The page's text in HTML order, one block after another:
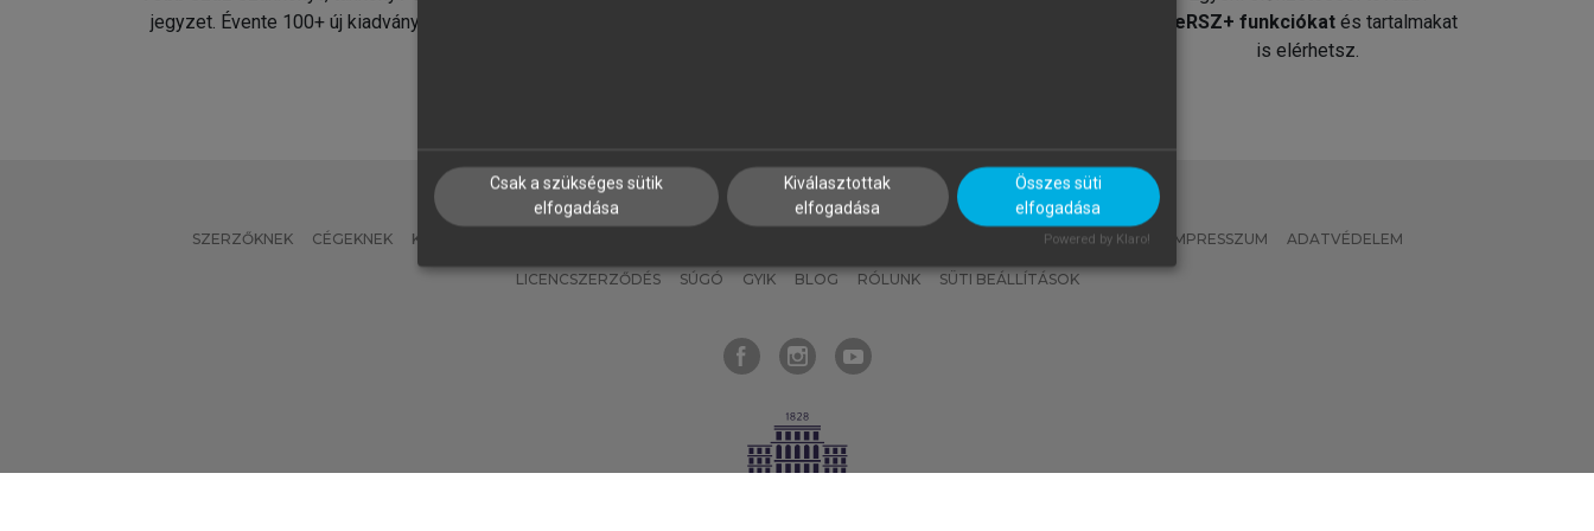
jegyzet. Évente 100+ új kiadvány.
MeRSZ+ funkciókat és tartalmakat
is elérhetsz.
SZERZŐKNEK CÉGEKNEK KÖNYVTÁROSOKNAK MI – ÁLTALÁNOS IRÁNYELVEK IMPRESSZUM ADATVÉDELEM
LICENCSZERZŐDÉS SÚGÓ GYIK BLOG RÓLUNK SÜTI BEÁLLÍTÁSOK
Csak a szükséges sütik
elfogadása
Kiválasztottak
elfogadása
Összes süti
elfogadása
Powered by Klaro!